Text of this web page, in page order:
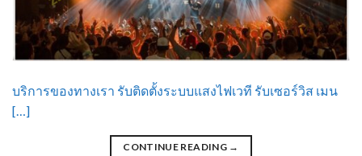
บริการของทางเรา รับติดตั้งระบบแสงไฟเวที รับเซอร์วิส เมน
[…]
CONTINUE READING →